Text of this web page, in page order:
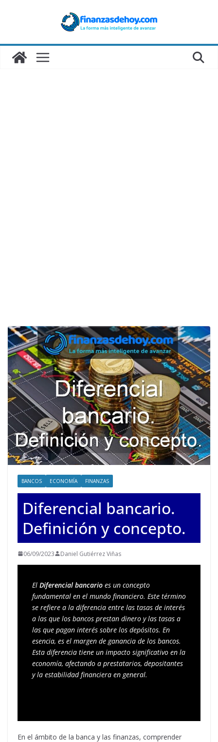
BANCOS ECONOMÍA FINANZAS
Diferencial bancario.
Definición y concepto.
06/09/2023 Daniel Gutiérrez Viñas
El Diferencial bancario es un concepto
fundamental en el mundo financiero. Este término
se refiere a la diferencia entre las tasas de interés
a las que los bancos prestan dinero y las tasas a
las que pagan interés sobre los depósitos. En
esencia, es el margen de ganancia de los bancos.
Esta diferencia tiene un impacto significativo en la
economía, afectando a prestatarios, depositantes
y la estabilidad financiera en general.
En el ámbito de la banca y las finanzas, comprender